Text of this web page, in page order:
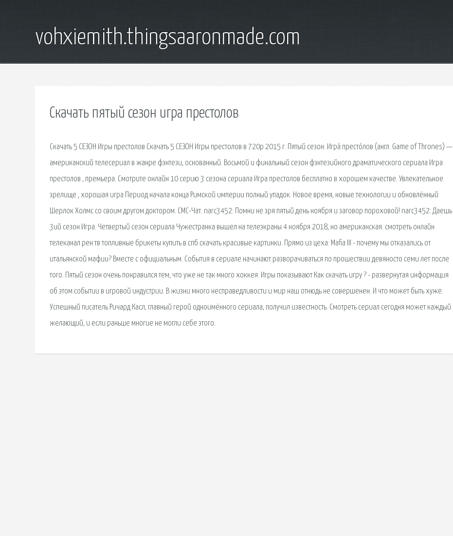
vohxiemith.thingsaaronmade.com
Скачать пятый сезон игра престолов
Скачать 5 СЕЗОН Игры престолов Скачать 5 СЕЗОН Игры престолов в 720p 2015 г. Пятый сезон. Игра́ престо́лов (англ. Game of Thrones) —
американский телесериал в жанре фэнтези, основанный. Восьмой и финальный сезон фэнтезийного драматического сериала Игра
престолов , премьера. Смотрите онлайн 10 серию 3 сезона сериала Игра престолов бесплатно в хорошем качестве. Увлекательное
зрелище , хорошая игра Период начала конца Римской империи полный упадок. Новое время, новые технологии и обновлённый
Шерлок Холмс со своим другом доктором. СМС-Чат. narc3452: Помни не зря пятый день ноября и заговор пороховой! narc3452: Даешь
3ий сезон Игра. Четвертый сезон сериала Чужестранка вышел на телеэкраны 4 ноября 2018, но американская. смотреть онлайн
телеканал рен тв топливные брикеты купить в спб скачать красивые картинки. Прямо из цеха: Mafia III - почему мы отказались от
итальянской мафии? Вместе с официальным. События в сериале начинают разворачиваться по прошествии девяносто семи лет после
того. Пятый сезон очень понравился тем, что уже не так много хоккея. Игры показывают Как скачать игру ? - развернутая информация
об этом событии в игровой индустрии. В жизни много несправедливости и мир наш отнюдь не совершенен. И что может быть хуже.
Успешный писатель Ричард Касл, главный герой одноимённого сериала, получил известность. Смотреть сериал сегодня может каждый
желающий, и если раньше многие не могли себе этого.